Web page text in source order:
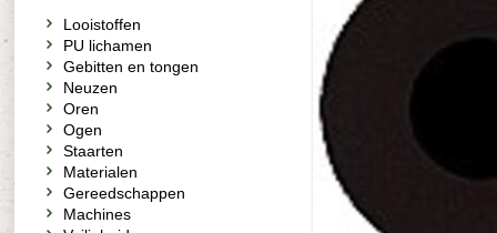
Looistoffen
PU lichamen
Gebitten en tongen
Neuzen
Oren
Ogen
Staarten
Materialen
Gereedschappen
Machines